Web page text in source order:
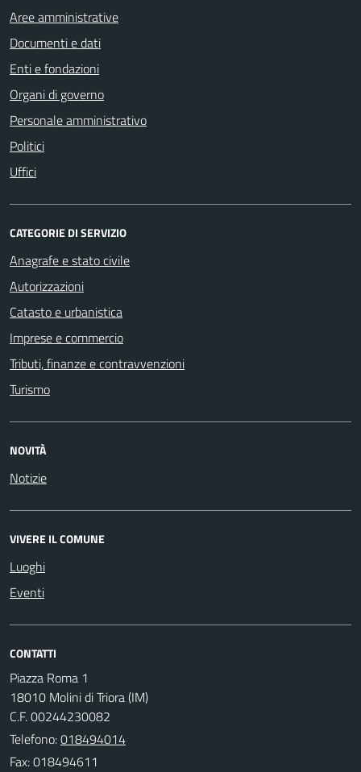
Aree amministrative
Documenti e dati
Enti e fondazioni
Organi di governo
Personale amministrativo
Politici
Uffici
CATEGORIE DI SERVIZIO
Anagrafe e stato civile
Autorizzazioni
Catasto e urbanistica
Imprese e commercio
Tributi, finanze e contravvenzioni
Turismo
NOVITÀ
Notizie
VIVERE IL COMUNE
Luoghi
Eventi
CONTATTI
Piazza Roma 1
18010 Molini di Triora (IM)
C.F. 00244230082
Telefono:018494014
Fax: 018494611